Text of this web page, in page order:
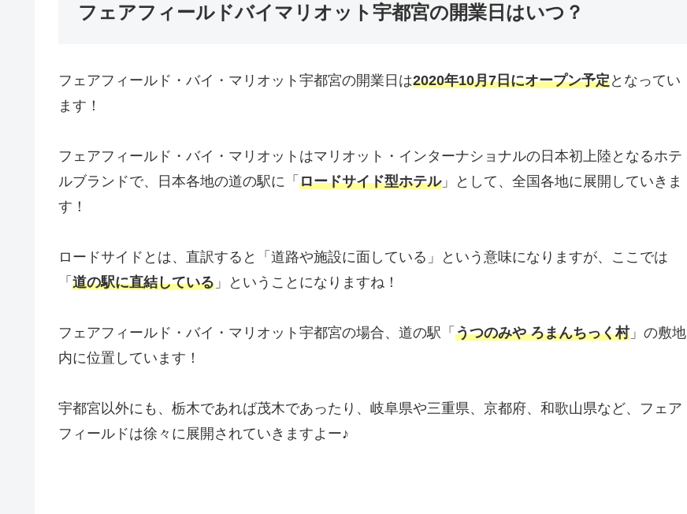
フェアフィールドバイマリオット宇都宮の開業日はいつ？
フェアフィールド・バイ・マリオット宇都宮の開業日は2020年10月7日にオープン予定となってい
ます！
フェアフィールド・バイ・マリオットはマリオット・インターナショナルの日本初上陸となるホテ
ルブランドで、日本各地の道の駅に「 ロードサイド型ホテル」として、全国各地に展開していきま
す！
ロードサイドとは、直訳すると「道路や施設に面している」という意味になりますが、ここでは
「 道の駅に直結している 」ということになりますね！
フェアフィールド・バイ・マリオット宇都宮の場合、道の駅「 うつのみや ろまんちっく村」の敷地
内に位置しています！
宇都宮以外にも、栃木であれば茂木であったり、岐阜県や三重県、京都府、和歌山県など、フェア
フィールドは徐々に展開されていきますよー♪